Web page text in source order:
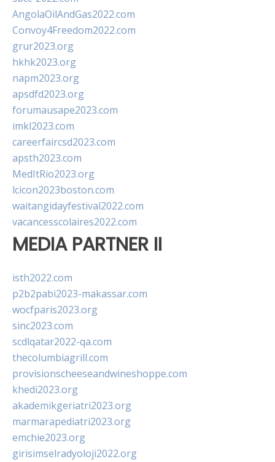
AngolaOilAndGas2022.com
Convoy4Freedom2022.com
grur2023.org
hkhk2023.org
napm2023.org
apsdfd2023.org
forumausape2023.com
imkl2023.com
careerfaircsd2023.com
apsth2023.com
MedItRio2023.org
lcicon2023boston.com
waitangidayfestival2022.com
vacancesscolaires2022.com
MEDIA PARTNER II
isth2022.com
p2b2pabi2023-makassar.com
wocfparis2023.org
sinc2023.com
scdlqatar2022-qa.com
thecolumbiagrill.com
provisionscheeseandwineshoppe.com
khedi2023.org
akademikgeriatri2023.org
marmarapediatri2023.org
emchie2023.org
girisimselradyoloji2022.org